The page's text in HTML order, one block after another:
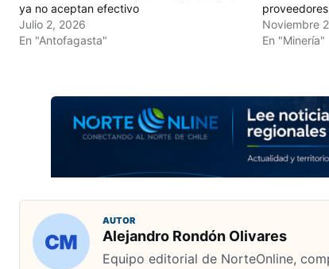
ya no aceptan efectivo
Julio 2, 2026
En "Antofagasta"
Noviembre
En "Minería"
AUTOR
Alejandro Rondón Olivares
Equipo editorial de NorteOnline,